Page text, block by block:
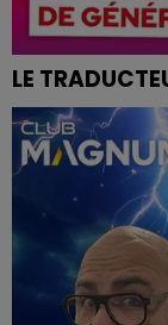
LE
IL EST MATRIXÉ